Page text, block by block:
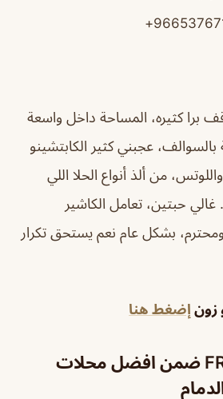
برا كثيره، المساحة داخل واسعة
بالسوالف، عجبني كثير الكابتشينو
من ألذ أنواع الحلا اللي
غالي حبتين، تعامل الكاشير
بشكل عام نعم يستحق تكرار
زون إضغط هنا
محل فروز FROZ ضمن افضل محلات